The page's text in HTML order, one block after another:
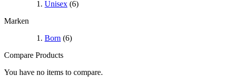
Unisex (6)
Marken
Born (6)
Compare Products
You have no items to compare.